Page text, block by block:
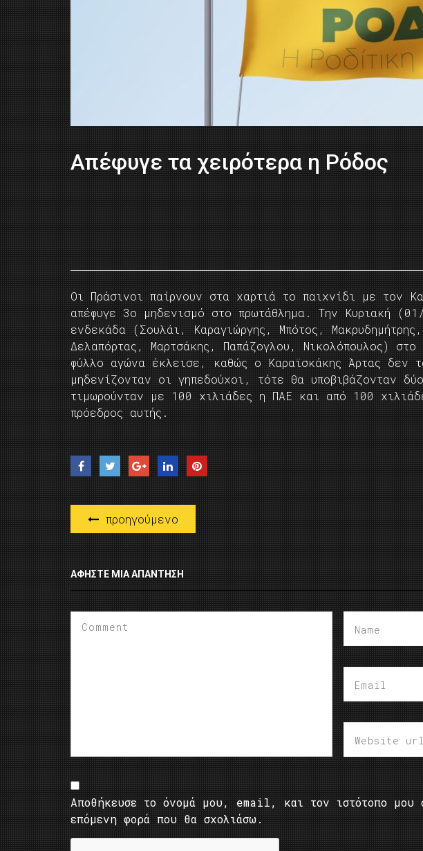
Απέφυγε τα χειρότερα η Ρόδος
Οι Πράσινοι παίρνουν στα χαρτιά το παιχνίδι με τον
απέφυγε 3ο μηδενισμό στο πρωτάθλημα. Την Κυριακή
ενδεκάδα (Σουλάι, Καραγιώργης, Μπότος,
Δελαπόρτας, Μαρτσάκης, Παπάζογλου, Νικολόπουλος)
φύλλο αγώνα έκλεισε, καθώς ο Καραϊσκάκης Άρτας δεν
μηδενίζονταν οι γηπεδούχοι, τότε θα υποβιβάζονταν
τιμωρούνταν με 100 χιλιάδες η ΠΑΕ και από 100
πρόεδρος αυτής.
προηγούμενο
ΑΦΉΣΤΕ ΜΙΑ ΑΠΆΝΤΗΣΗ
Αποθήκευσε το όνομά μου, email, και τον ιστότοπο μου
επόμενη φορά που θα σχολιάσω.